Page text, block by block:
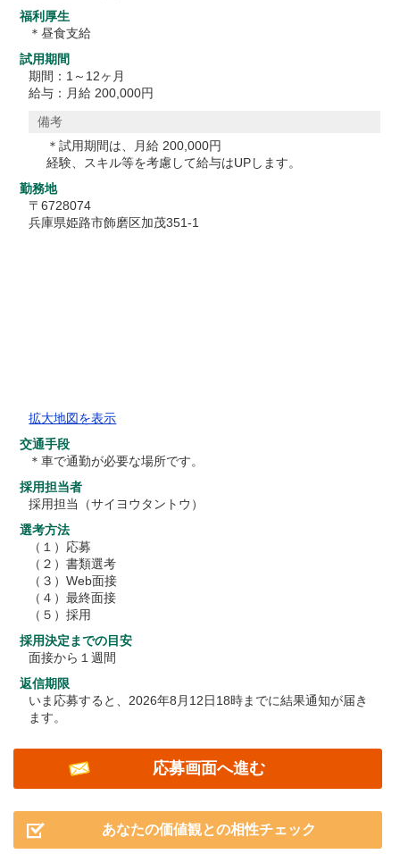
福利厚生
＊昼食支給
試用期間
期間：1～12ヶ月
給与：月給 200,000円
備考
＊試用期間は、月給 200,000円
経験、スキル等を考慮して給与はUPします。
勤務地
〒6728074
兵庫県姫路市飾磨区加茂351-1
拡大地図を表示
交通手段
＊車で通勤が必要な場所です。
採用担当者
採用担当（サイヨウタントウ）
選考方法
（１）応募
（２）書類選考
（３）Web面接
（４）最終面接
（５）採用
採用決定までの目安
面接から１週間
返信期限
いま応募すると、2026年8月12日18時までに結果通知が届き
ます。
応募画面へ進む
あなたの価値観との相性チェック